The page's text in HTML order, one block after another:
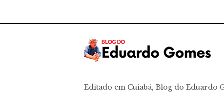
Editado em Cuiabá, Blog do Eduardo